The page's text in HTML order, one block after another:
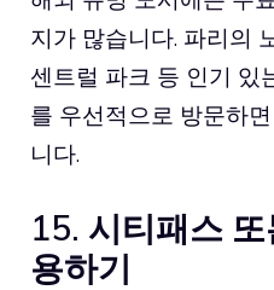
지가 많습니다. 파리의
센트럴 파크 등 인기 있
를 우선적으로 방문하
니다.
15. 시티패스
용하기